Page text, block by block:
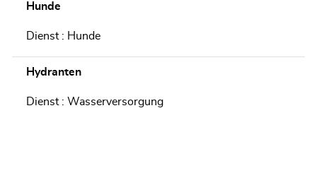
Hunde
Dienst : Hunde
Hydranten
Dienst : Wasserversorgung